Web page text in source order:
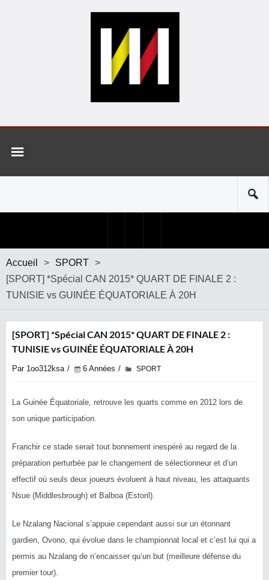
Accueil > SPORT >
[SPORT] *Spécial CAN 2015* QUART DE FINALE 2 :
TUNISIE vs GUINÉE ÉQUATORIALE À 20H
[SPORT] *Spécial CAN 2015* QUART DE FINALE 2 :
TUNISIE vs GUINÉE ÉQUATORIALE À 20H
Par 1oo312ksa 6 Années SPORT
La Guinée Équatoriale, retrouve les quarts comme en 2012 lors de
son unique participation.
Franchir ce stade serait tout bonnement inespéré au regard de la
préparation perturbée par le changement de sélectionneur et d’un
effectif où seuls deux joueurs évoluent à haut niveau, les attaquants
Nsue (Middlesbrough) et Balboa (Estoril).
Le Nzalang Nacional s’appuie cependant aussi sur un étonnant
gardien, Ovono, qui évolue dans le championnat local et c’est lui qui a
permis au Nzalang de n’encaisser qu’un but (meilleure défense du
premier tour).